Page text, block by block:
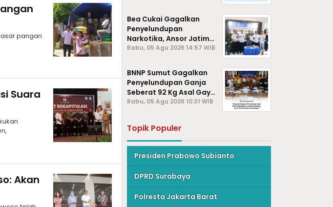
pangan
Suara
Akan
Bea Cukai Gagalkan
Penyelundupan
Narkotika, Ansor Jatim
Negara Tak Kalah dari
Rabu, 05 Agu 2026 14:57 WIB
BNNP Sumut Gagalkan
Penyelundupan Ganja
Seberat 92 Kg Asal Gayo
Lues, Aceh.
Rabu, 05 Agu 2026 10:31 WIB
Topik Populer
Presiden Prabowo Subianto
DPRD Surabaya
Polresta Jakarta Barat